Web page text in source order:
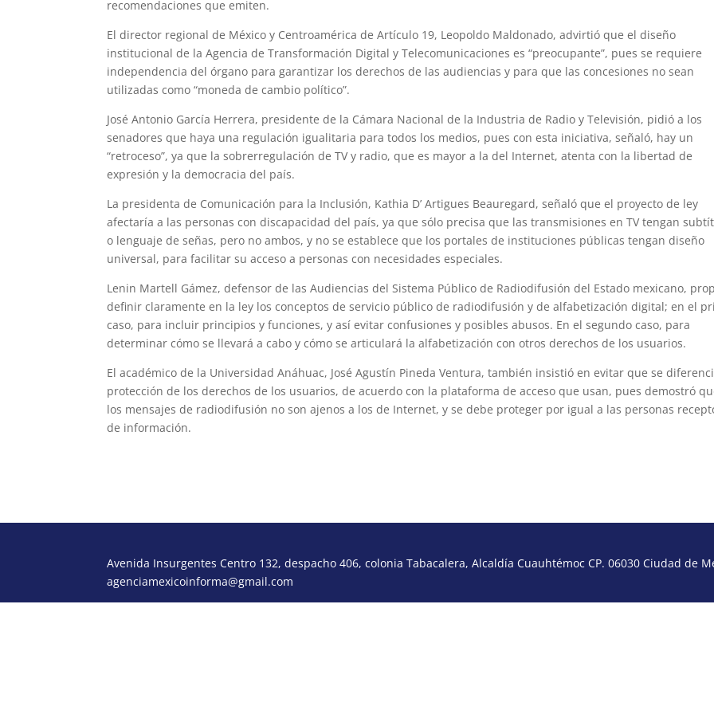
recomendaciones que emiten.
El director regional de México y Centroamérica de Artículo 19, Leopoldo Maldonado, advirtió que el diseño
institucional de la Agencia de Transformación Digital y Telecomunicaciones es “preocupante”, pues se requiere
independencia del órgano para garantizar los derechos de las audiencias y para que las concesiones no sean
utilizadas como “moneda de cambio político”.
José Antonio García Herrera, presidente de la Cámara Nacional de la Industria de Radio y Televisión, pidió a los
senadores que haya una regulación igualitaria para todos los medios, pues con esta iniciativa, señaló, hay un
“retroceso”, ya que la sobrerregulación de TV y radio, que es mayor a la del Internet, atenta con la libertad de
expresión y la democracia del país.
La presidenta de Comunicación para la Inclusión, Kathia D’ Artigues Beauregard, señaló que el proyecto de ley
afectaría a las personas con discapacidad del país, ya que sólo precisa que las transmisiones en TV tengan
o lenguaje de señas, pero no ambos, y no se establece que los portales de instituciones públicas tengan diseño
universal, para facilitar su acceso a personas con necesidades especiales.
Lenin Martell Gámez, defensor de las Audiencias del Sistema Público de Radiodifusión del Estado mexicano,
definir claramente en la ley los conceptos de servicio público de radiodifusión y de alfabetización digital; en el
caso, para incluir principios y funciones, y así evitar confusiones y posibles abusos. En el segundo caso, para
determinar cómo se llevará a cabo y cómo se articulará la alfabetización con otros derechos de los usuarios.
El académico de la Universidad Anáhuac, José Agustín Pineda Ventura, también insistió en evitar que se
protección de los derechos de los usuarios, de acuerdo con la plataforma de acceso que usan, pues demostró
los mensajes de radiodifusión no son ajenos a los de Internet, y se debe proteger por igual a las personas
de información.
Avenida Insurgentes Centro 132, despacho 406, colonia Tabacalera, Alcaldía Cuauhtémoc CP. 06030 Ciudad de
agenciamexicoinforma@gmail.com